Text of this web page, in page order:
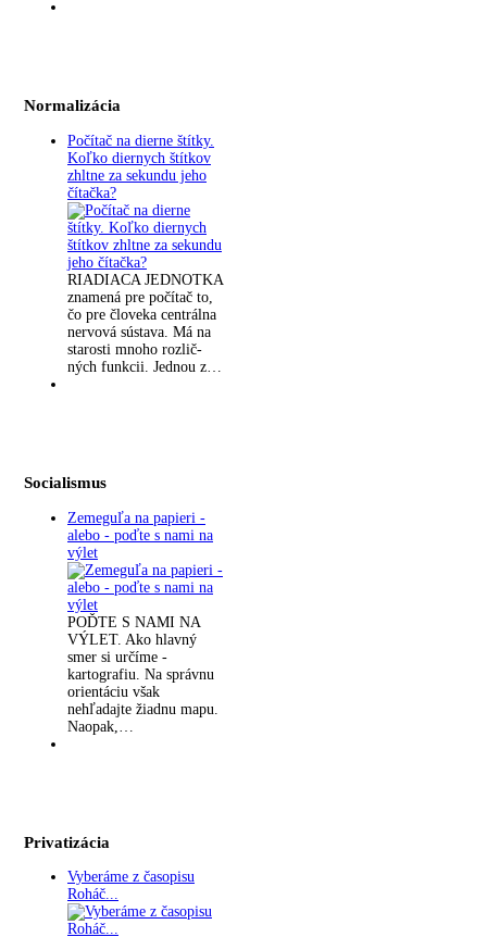
Normalizácia
Počítač na dierne štítky.
Koľko diernych štítkov
zhltne za sekundu jeho
čítačka?
RIADIACA JEDNOTKA
znamená pre počítač to,
čo pre človeka centrálna
nervová sústava. Má na
starosti mnoho rozlič-
ných funkcii. Jednou z…
Socialismus
Zemeguľa na papieri -
alebo - poďte s nami na
výlet
POĎTE S NAMI NA
VÝLET. Ako hlavný
smer si určíme -
kartografiu. Na správnu
orientáciu však
nehľadajte žiadnu mapu.
Naopak,…
Privatizácia
Vyberáme z časopisu
Roháč...